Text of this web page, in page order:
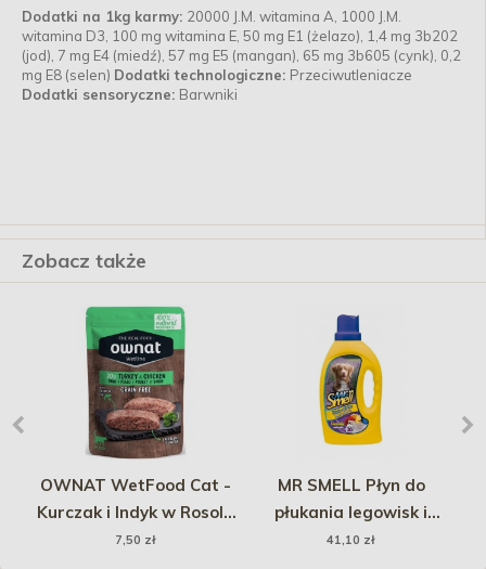
Dodatki na 1kg karmy: 20000 J.M. witamina A, 1000 J.M.
witamina D3, 100 mg witamina E, 50 mg E1 (żelazo), 1,4 mg 3b202
(jod), 7 mg E4 (miedź), 57 mg E5 (mangan), 65 mg 3b605 (cynk), 0,2
mg E8 (selen) Dodatki technologiczne: Przeciwutleniacze
Dodatki sensoryczne: Barwniki
Zobacz także
OWNAT WetFood Cat -
Kurczak i Indyk w Rosole
85g
7,50 zł
MR SMELL Płyn do
płukania legowisk i
posłań - Lawendowy 1l
41,10 zł